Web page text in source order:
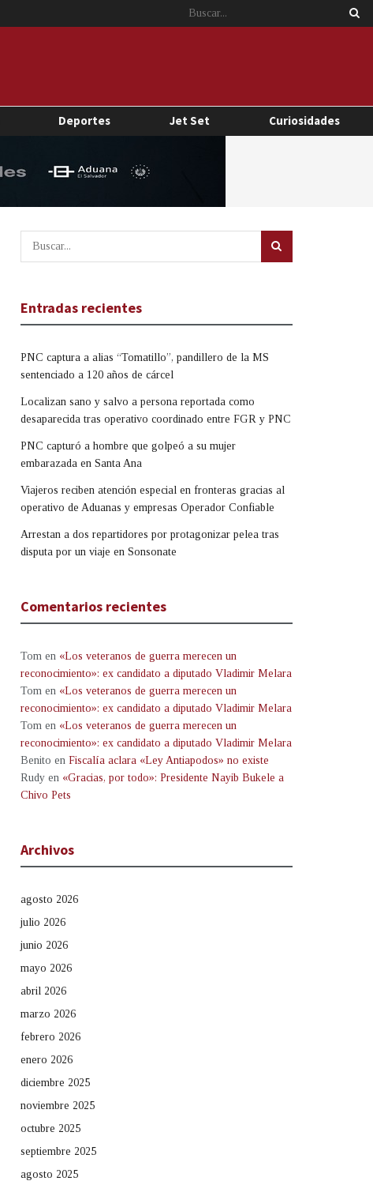
Deportes Jet Set Curiosidades
Entradas recientes
PNC captura a alias “Tomatillo”, pandillero de la MS
sentenciado a 120 años de cárcel
Localizan sano y salvo a persona reportada como
desaparecida tras operativo coordinado entre FGR y PNC
PNC capturó a hombre que golpeó a su mujer
embarazada en Santa Ana
Viajeros reciben atención especial en fronteras gracias al
operativo de Aduanas y empresas Operador Confiable
Arrestan a dos repartidores por protagonizar pelea tras
disputa por un viaje en Sonsonate
Comentarios recientes
Tom en «Los veteranos de guerra merecen un
reconocimiento»: ex candidato a diputado Vladimir Melara
Tom en «Los veteranos de guerra merecen un
reconocimiento»: ex candidato a diputado Vladimir Melara
Tom en «Los veteranos de guerra merecen un
reconocimiento»: ex candidato a diputado Vladimir Melara
Benito en Fiscalía aclara «Ley Antiapodos» no existe
Rudy en «Gracias, por todo»: Presidente Nayib Bukele a
Chivo Pets
Archivos
agosto 2026
julio 2026
junio 2026
mayo 2026
abril 2026
marzo 2026
febrero 2026
enero 2026
diciembre 2025
noviembre 2025
octubre 2025
septiembre 2025
agosto 2025